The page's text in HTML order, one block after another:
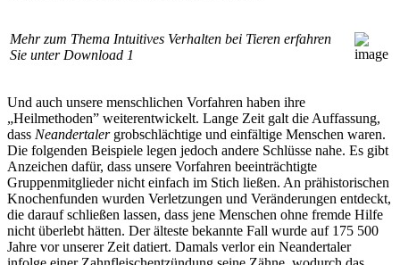
Mehr zum Thema Intuitives Verhalten bei Tieren erfahren
Sie unter Download 1
Und auch unsere menschlichen Vorfahren haben ihre
„Heilmethoden” weiterentwickelt. Lange Zeit galt die Auffassung,
dass Neandertalergrobschlächtige und einfältige Menschen waren.
Die folgenden Beispiele legen jedoch andere Schlüsse nahe. Es gibt
Anzeichen dafür, dass unsere Vorfahren beeinträchtigte
Gruppenmitglieder nicht einfach im Stich ließen. An prähistorischen
Knochenfunden wurden Verletzungen und Veränderungen entdeckt,
die darauf schließen lassen, dass jene Menschen ohne fremde Hilfe
nicht überlebt hätten. Der älteste bekannte Fall wurde auf 175 500
Jahre vor unserer Zeit datiert. Damals verlor ein Neandertaler